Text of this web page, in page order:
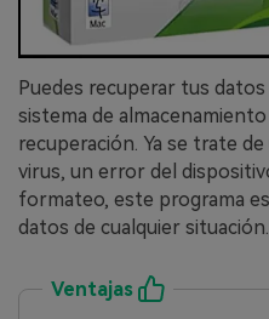
Puedes recuperar tus
sistema de
recuperación.󠀲󠀡󠀩󠀣󠀢󠀢󠀤󠀠󠀦󠀳󠀰 Ya se trate
virus, un error del
formateo, este programa
datos de cualquier situación.
Ventajas